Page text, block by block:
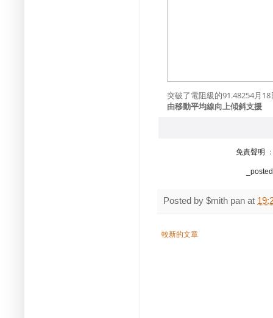
突破了電阻級的91.48254月18
由移動平均線向上傾斜支援
免責聲明
Posted by $mith pan at
較新的文章